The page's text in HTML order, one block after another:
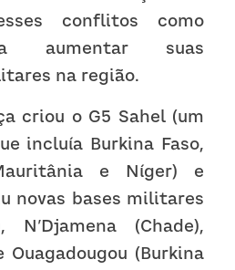
conflitos como
aumentar suas
na região.
criou o G5 Sahel (um
incluía Burkina Faso,
e Níger) e
novas bases militares
(Chade),
Ouagadougou (Burkina